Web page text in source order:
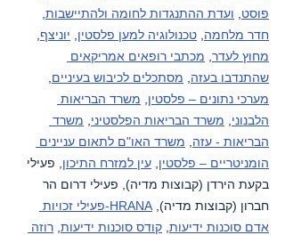
פוסט
ועדת ההתנגדות לחומה ולהתיישבות
חדר מלחמה טכנולוגיה למען פלסטין יוניצף
מחוץ לעדר מכתבי רופאים אמריקאים
שהתנדבו בעזה
מסתכלים לכיבוש בעיניים
מערכי נתונים – פלסטין
משרד הבריאות
הלבנוני
משרד הבריאות הפלסטיני
משרד
הבריאות - עזה
משרד האו"ם לתאום עניינים
הומניטריים – פלסטין עין למזרח התיכון , פעילי
בקעת הירדן (קבוצות מדיה), פעילי דרום הר
חברון (קבוצות מדיה),
HRANA-פעילי זכויות
אדם סוכנות ידיעות קודס סוכנות ידיעות רוזה